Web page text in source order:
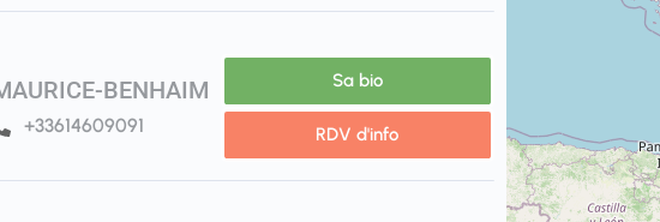
BENHAIM
+33614609091
Sa bio
RDV d'info